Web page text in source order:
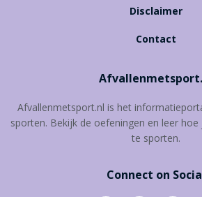
Disclaimer
Contact
Afvallenmetsport.nl is het
sporten. Bekijk de oefeningen en leer
te sporten.
Connect on